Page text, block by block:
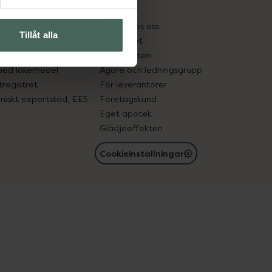
Tillåt alla
in gammal medicin
läkemedel
expertstöd, EES
Pressrum
Jobba hos oss
Hållbarhet
Samarbeten
Ägare och ledningsgrupp
För leverantörer
Företagskund
Eget apotek
Glädjeeffekten
Cookieinställningar